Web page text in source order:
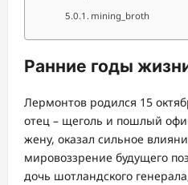
mining_broth
Ранние годы
Лермонтов родился 15
отец – щеголь и пошлый
жену, оказал сильное
мировоззрение будущего
дочь шотландского